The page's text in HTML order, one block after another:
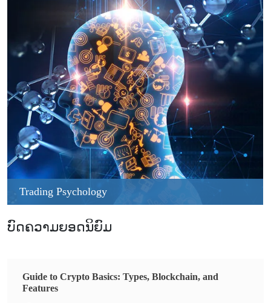
Trading Psychology
ບົດຄວາມຍອດນິຍົມ
Guide to Crypto Basics: Types, Blockchain, and
Features